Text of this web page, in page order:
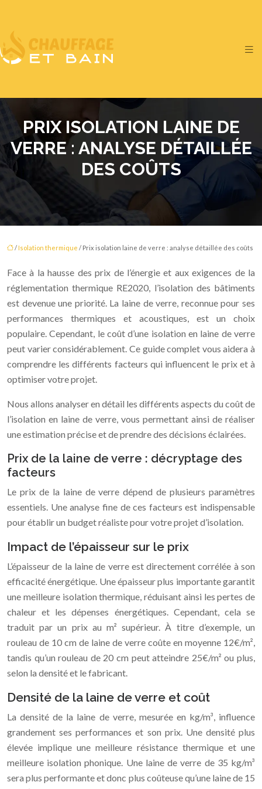
PRIX ISOLATION LAINE DE
VERRE : ANALYSE DÉTAILLÉE
DES COÛTS
/ Isolation thermique / Prix isolation laine de verre : analyse détaillée des coûts
Face à la hausse des prix de l’énergie et aux exigences de la
réglementation thermique RE2020, l’isolation des bâtiments
est devenue une priorité. La laine de verre, reconnue pour ses
performances thermiques et acoustiques, est un choix
populaire. Cependant, le coût d’une isolation en laine de verre
peut varier considérablement. Ce guide complet vous aidera à
comprendre les différents facteurs qui influencent le prix et à
optimiser votre projet.
Nous allons analyser en détail les différents aspects du coût de
l’isolation en laine de verre, vous permettant ainsi de réaliser
une estimation précise et de prendre des décisions éclairées.
Prix de la laine de verre : décryptage des
facteurs
Le prix de la laine de verre dépend de plusieurs paramètres
essentiels. Une analyse fine de ces facteurs est indispensable
pour établir un budget réaliste pour votre projet d’isolation.
Impact de l’épaisseur sur le prix
L’épaisseur de la laine de verre est directement corrélée à son
efficacité énergétique. Une épaisseur plus importante garantit
une meilleure isolation thermique, réduisant ainsi les pertes de
chaleur et les dépenses énergétiques. Cependant, cela se
traduit par un prix au m² supérieur. À titre d’exemple, un
rouleau de 10 cm de laine de verre coûte en moyenne 12€/m²,
tandis qu’un rouleau de 20 cm peut atteindre 25€/m² ou plus,
selon la densité et le fabricant.
Densité de la laine de verre et coût
La densité de la laine de verre, mesurée en kg/m³, influence
grandement ses performances et son prix. Une densité plus
élevée implique une meilleure résistance thermique et une
meilleure isolation phonique. Une laine de verre de 35 kg/m³
sera plus performante et donc plus coûteuse qu’une laine de 15